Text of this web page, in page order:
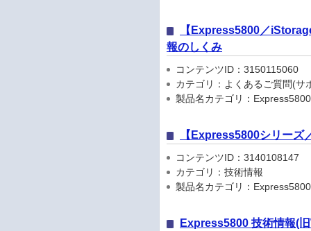
【Express5800／
報のしくみ
コンテンツID：3150115060
カテゴリ：よくあるご質問(サ
製品名カテゴリ：
【Express5800シリー
コンテンツID：3140108147
カテゴリ：技術情報
製品名カテゴリ：
Express5800 技術情報(